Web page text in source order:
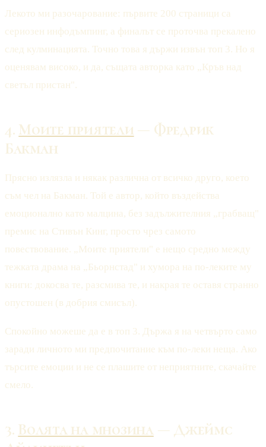
Лекото ми разочарование: първите 200 страници са
сериозен инфодъмпинг, а финалът се проточва прекалено
след кулминацията. Точно това я държи извън топ 3. Но я
оценявам високо, и да, същата авторка като „Кръв над
светъл пристан".
4. Моите приятели — Фредрик
Бакман
Прясно излязла и някак различна от всичко друго, което
съм чел на Бакман. Той е автор, който въздейства
емоционално като малцина, без задължителния „грабващ"
премис на Стивън Кинг, просто чрез самото
повествование. „Моите приятели" е нещо средно между
тежката драма на „Бьорнстад" и хумора на по-леките му
книги: докосва те, разсмива те, и накрая те оставя странно
опустошен (в добрия смисъл).
Спокойно можеше да е в топ 3. Държа я на четвърто само
заради личното ми предпочитание към по-леки неща. Ако
търсите емоции и не се плашите от неприятните, скачайте
смело.
3. Волята на мнозина— Джеймс